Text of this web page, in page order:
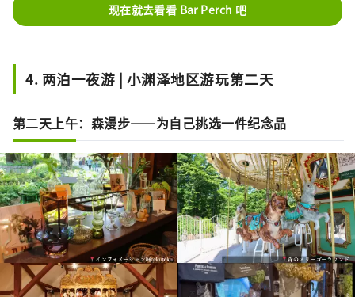
现在就去看看 Bar Perch 吧
4. 两泊一夜游 | 小渊泽地区游玩第二天
第二天上午：森漫步——为自己挑选一件纪念品